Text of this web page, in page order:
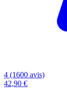
4 (1600 avis)
42,90 €